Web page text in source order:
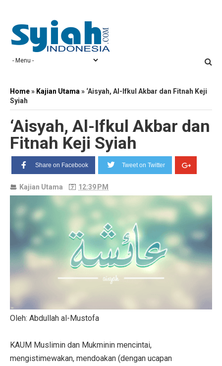
Home» Kajian Utama » ‘Aisyah, Al-Ifkul Akbar dan Fitnah Keji
Syiah
‘Aisyah, Al-Ifkul Akbar dan
Fitnah Keji Syiah
Share on Facebook Tweet on Twitter
Kajian Utama 12:39 PM
Oleh: Abdullah al-Mustofa
KAUM Muslimin dan Mukminin mencintai,
mengistimewakan, mendoakan (dengan ucapan